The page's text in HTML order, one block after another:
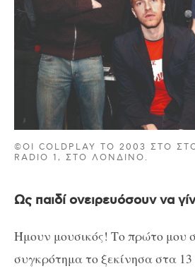
©ΟΙ COLDPLAY ΤΟ 2003 ΣΤΟ
RADIO 1, ΣΤΟ ΛΟΝΔΙΝΟ.
Ως παιδί ονειρευόσουν να
Ήμουν μουσικός! Το πρώτο μου
συγκρότημα το ξεκίνησα στα